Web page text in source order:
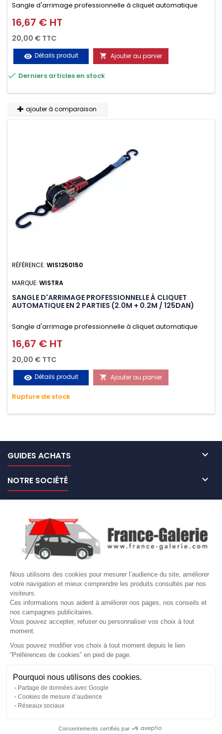
Nous utilisons des cookies pour mesurer l’audience du site, améliorer
votre navigation et mieux comprendre les produits consultés par nos
visiteurs.
Ces informations nous aident à améliorer nos pages, nos conseils et
nos campagnes publicitaires.
Vous pouvez accepter, refuser ou personnaliser vos choix à tout
moment.
Vous pouvez modifier vos choix à tout moment depuis le lien
“Préférences de cookies” en pied de page.
Pourquoi nous utilisons des cookies.
Partage de données avec Google
Cookies de mesure d’audience
Réseaux sociaux
Consentements certifiés par
Gérer mes cookies
Sangle d'arrimage professionnelle à cliquet automatique
avec crochet deux doigts soudés en J en 2 parties (2.0M +
0.2M / 125daN), simple et rapide d'utilisation. Permet
d'arrimer et de sécuriser vos chargements pendant le
transport. Matière polyester très résistante aux UV et aux
variations de températures, n'absorbe pas l'eau.
Prix
16,67 € HT
20,00 € TTC
visibility Détails produit  Ajouter au panier
 Derniers articles en stock
ajouter à comparaison
RÉFÉRENCE: WIS1250150
MARQUE: WISTRA
SANGLE D'ARRIMAGE PROFESSIONNELLE À CLIQUET
AUTOMATIQUE EN 2 PARTIES (2.0M + 0.2M / 125DAN)
Sangle d'arrimage professionnelle à cliquet automatique
avec crochet S en 2 parties (2.0M + 0.2M / 125daN), simple et
rapide d'utilisation. Permet d'arrimer et de sécuriser
vos chargements pendant le transport. Matière polyester
très résistante aux UV et aux variations de températures,
n'absorbe pas l'eau.
Prix
16,67 € HT
20,00 € TTC
visibility Détails produit  Ajouter au panier
Rupture de stock
GUIDES ACHATS 
NOTRE SOCIÉTÉ 
VOTRE COMPTE 
Site protégé par reCAPTCHA.
LETTRE D'INFORMATIONS
© Copyright 2026 France Galerie. Tous droits reservés.
Une question ? Nous sommes là pour vous accompagner
Non, merci